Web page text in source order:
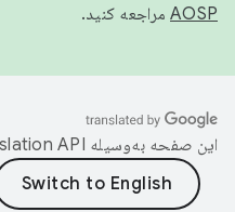
AOSP مراجعه کنید.
این صفحه به‌وسیله